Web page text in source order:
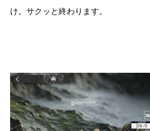
け。サクッと終わります。